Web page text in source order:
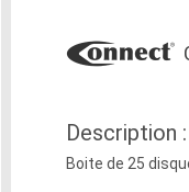
Description :
Boite de 25